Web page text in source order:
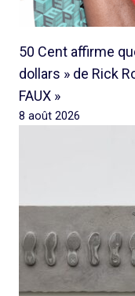
50 Cent affirme
dollars » de Rick
FAUX »
8 août 2026